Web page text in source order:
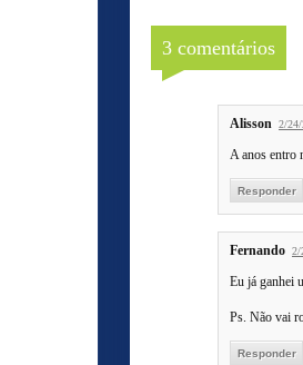
3 comentários
Alisson 2/
A anos entro
Responder
Fernando 2/
Eu já ganhei
Ps. Não vai
Responder